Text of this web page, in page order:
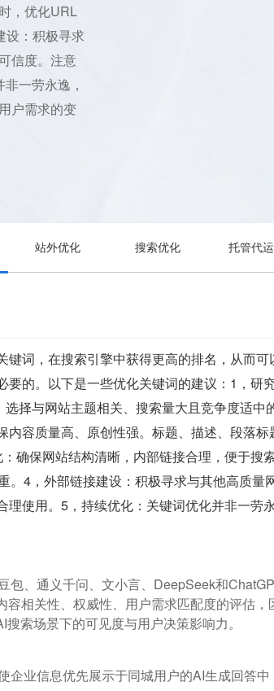
，优化URL
设：积极寻求
信度。注意
一劳永逸，
户需求的变
站外优化 搜索优化 托管代
词，在搜索引擎中获得更高的排名，从而
的。以下是一些优化关键词的建议：1，研
择与网站主题相关、搜索量大且竞争度适中
容质量高、原创性强。标题、描述、段落
确保网站结构清晰，内部链接合理，便于搜
4，外部链接建设：积极寻求与其他高质量
使用。5，持续优化：关键词优化并非一劳
、通义千问、文小言、DeepSeek和
相关性、权威性、用户需求匹配度的评估
索场景下的可见度与用户决策影响力。
企业信息优先展示于同城用户的AI生成回答